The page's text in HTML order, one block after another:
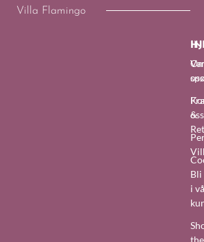
Villa Flamingo
oss
&
Bli
i
the
oss